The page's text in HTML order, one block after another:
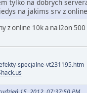
tylko na dobrych
na jakims srv z
z online 10k a na l2on
specjalne-vt231195.htm